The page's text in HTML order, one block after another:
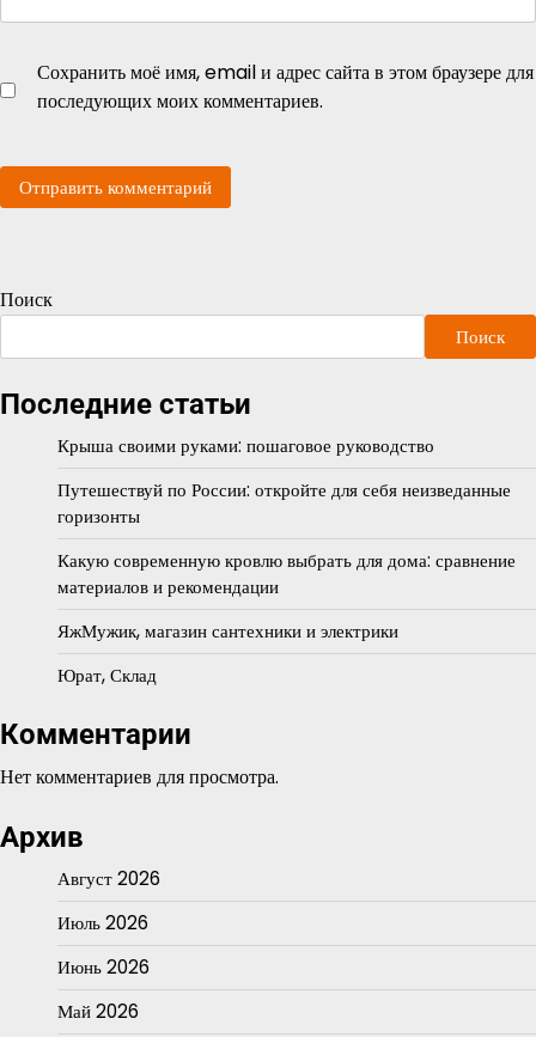
Сохранить моё имя, email и адрес сайта в этом браузере для
последующих моих комментариев.
Поиск
Поиск
Последние статьи
Крыша своими руками: пошаговое руководство
Путешествуй по России: откройте для себя неизведанные
горизонты
Какую современную кровлю выбрать для дома: сравнение
материалов и рекомендации
ЯжМужик, магазин сантехники и электрики
Юрат, Склад
Комментарии
Нет комментариев для просмотра.
Архив
Август 2026
Июль 2026
Июнь 2026
Май 2026